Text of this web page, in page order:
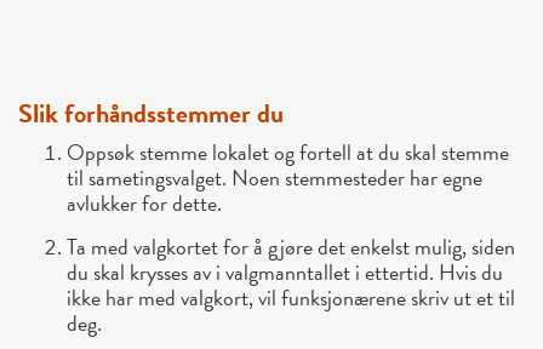
Slik forhåndsstemmer du
Oppsøk stemme lokalet og fortell at du skal stemme
til sametingsvalget. Noen stemmesteder har egne
avlukker for dette.
Ta med valgkortet for å gjøre det enkelst mulig, siden
du skal krysses av i valgmanntallet i ettertid. Hvis du
ikke har med valgkort, vil funksjonærene skriv ut et til
deg.